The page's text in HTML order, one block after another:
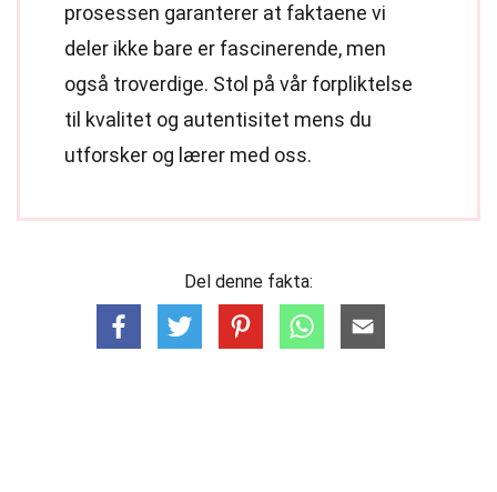
prosessen garanterer at faktaene vi
deler ikke bare er fascinerende, men
også troverdige. Stol på vår forpliktelse
til kvalitet og autentisitet mens du
utforsker og lærer med oss.
Del denne fakta: